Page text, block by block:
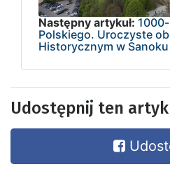
Następny artykuł:
Polskiego. Uroczyste
Historycznym w Sanoku
Udostępnij ten